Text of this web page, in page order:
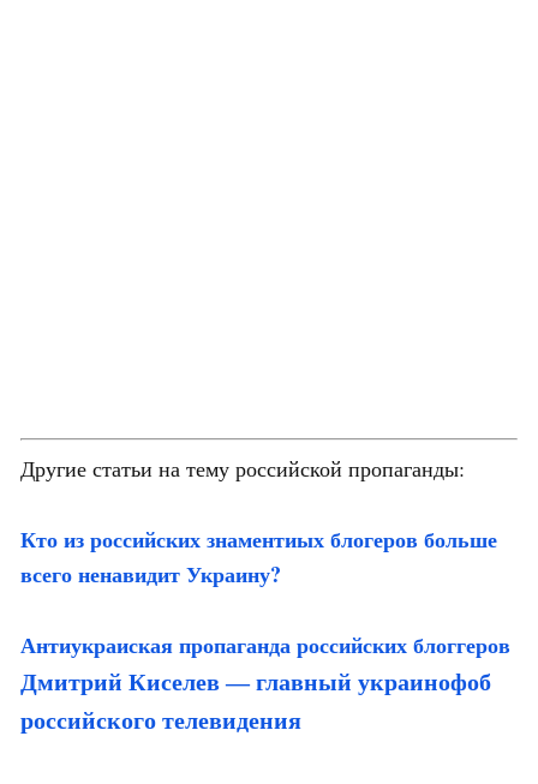
Другие статьи на тему российской пропаганды:
Кто из российских знаментиых блогеров больше
всего ненавидит Украину?
Антиукраиская пропаганда российских блоггеров
Дмитрий Киселев — главный украинофоб
российского телевидения